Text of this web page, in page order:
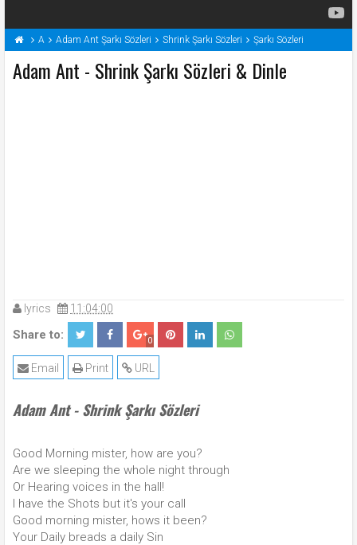
A Adam Ant Şarkı Sözleri Shrink Şarkı Sözleri Şarkı Sözleri
Adam Ant - Shrink Şarkı Sözleri & Dinle
lyrics 11:04:00
Share to: 0
URL
Print
Email
Adam Ant - Shrink Şarkı Sözleri
Good Morning mister, how are you?
Are we sleeping the whole night through
Or Hearing voices in the hall!
I have the Shots but it's your call
Good morning mister, hows it been?
Your Daily breads a daily Sin